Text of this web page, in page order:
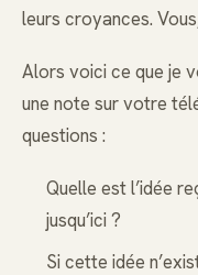
leurs croyances.
Alors voici ce que je
une note sur votre
questions :
Quelle est l’idée
jusqu’ici ?
Si cette idée